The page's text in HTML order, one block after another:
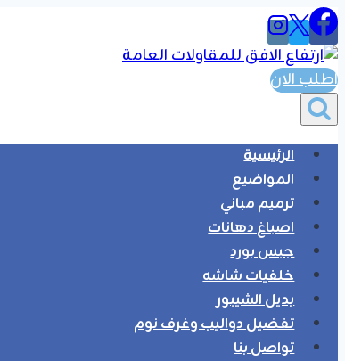
التجاوز
إلى
المحتوى
اطلب الان
الرئيسية
المواضيع
ترميم مباني
اصباغ دهانات
جبس بورد
خلفيات شاشه
بديل الشيبور
تفضيل دواليب وغرف نوم
تواصل بنا